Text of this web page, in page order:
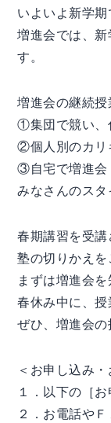
いよいよ新学期
増進会では、
す。
増進会の継続授
①集団で競い、
②個人別のカリ
③自宅で増進会
みなさんのスタ
春期講習を受講
塾の切りかえを
まずは増進会
春休み中に、授
ぜひ、増進会の
＜お申し込み
１．以下の［
２．お電話や